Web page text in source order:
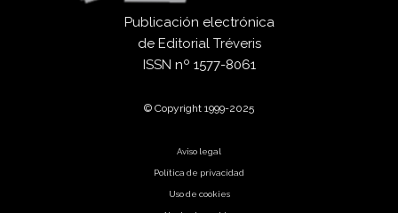
Publicación electrónica
de Editorial Tréveris
ISSN nº 1577-8061
© Copyright 1999-2025
Aviso legal
Política de privacidad
Uso de cookies